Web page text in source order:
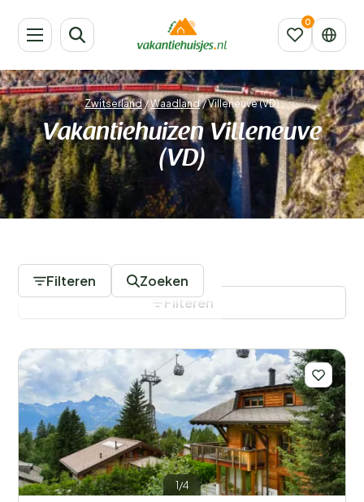
Zwitserland /Waadland/Villeneuve (VD)
Vakantiehuizen Villeneuve
(VD)
Filteren Zoeken
Filters opslaan
Filteren
1/4